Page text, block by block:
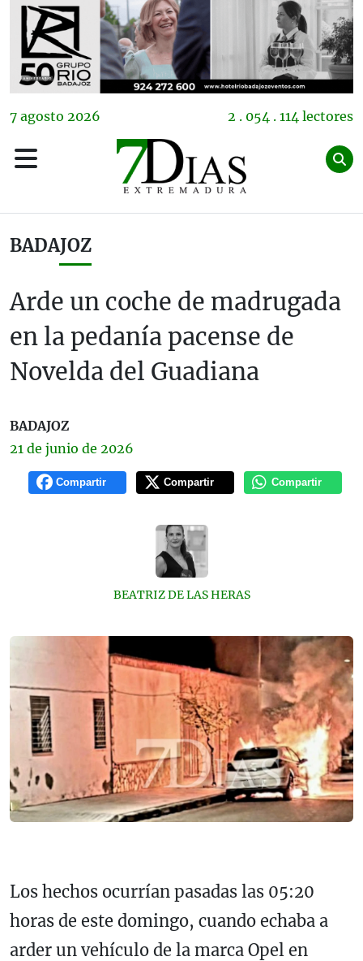
7 agosto 2026 2 . 054 . 114 lectores
BADAJOZ
Arde un coche de madrugada
en la pedanía pacense de
Novelda del Guadiana
BADAJOZ
21 de junio de 2026
Compartir Compartir Compartir
BEATRIZ DE LAS HERAS
Los hechos ocurrían pasadas las 05:20
horas de este domingo, cuando echaba a
arder un vehículo de la marca Opel en